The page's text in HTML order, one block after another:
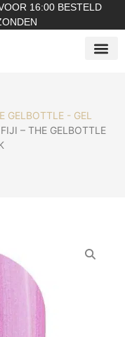
16:00 BESTELD
GELBOTTLE - GEL
– THE GELBOTTLE